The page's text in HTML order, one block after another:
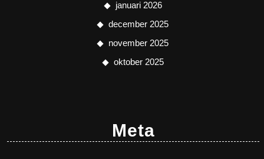
januari 2026
december 2025
november 2025
oktober 2025
Meta